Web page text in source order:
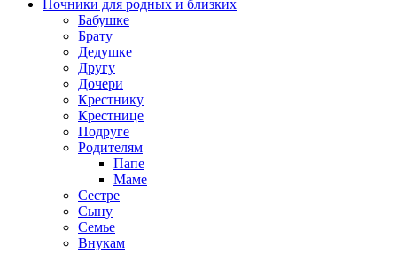
Ночники для родных и близких
Бабушке
Брату
Дедушке
Другу
Дочери
Крестнику
Крестнице
Подруге
Родителям
Папе
Маме
Сестре
Сыну
Семье
Внукам